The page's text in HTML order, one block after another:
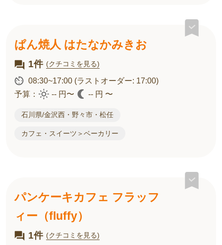
ぱん焼人 はたなかみきお
1件 (クチコミを見る)
08:30~17:00 (ラストオーダー: 17:00)
予算：
-- 円〜 -- 円 〜
石川県/金沢西・野々市・松任
カフェ・スイーツ＞ベーカリー
パンケーキカフェ フラッフ
ィー（fluffy）
1件 (クチコミを見る)